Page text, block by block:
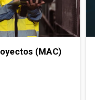
(MAC)